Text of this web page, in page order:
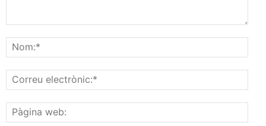
web: